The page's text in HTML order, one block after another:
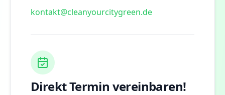
kontakt@cleanyourcitygreen.de
Direkt Termin vereinbaren!